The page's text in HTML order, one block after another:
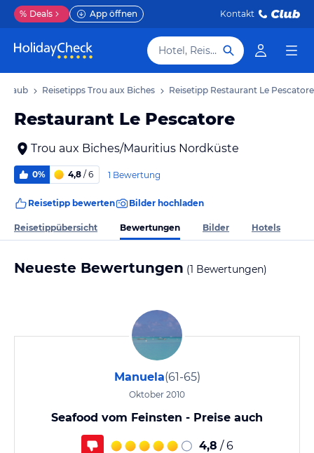
% Deals App öffnen Kontakt
Hotel, Reiseziel
Reisetipps Trou aux Biches Reisetipp Restaurant Le Pescatore
Restaurant Le Pescatore
Trou aux Biches/Mauritius Nordküste
0% 4,8 / 6 1 Bewertung
Reisetipp bewerten Bilder hochladen
Reisetippübersicht Bewertungen Bilder Hotels
Neueste Bewertungen (1 Bewertungen)
Manuela(61-65)
Oktober 2010
Seafood vom Feinsten - Preise auch
4,8 / 6